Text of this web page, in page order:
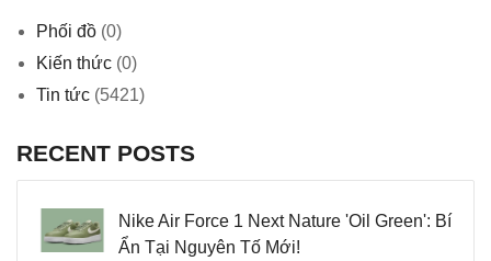
Phối đồ (0)
Kiến thức (0)
Tin tức (5421)
RECENT POSTS
Nike Air Force 1 Next Nature 'Oil Green': Bí
Ẩn Tại Nguyên Tố Mới!